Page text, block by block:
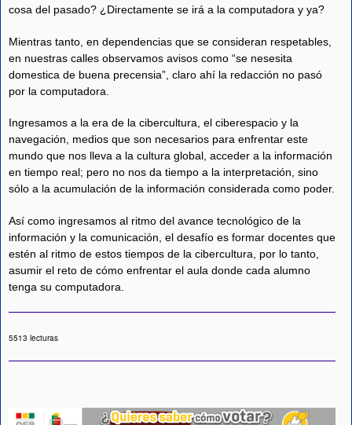
cosa del pasado? ¿Directamente se irá a la computadora y ya?
Mientras tanto, en dependencias que se consideran respetables,
en nuestras calles observamos avisos como “se nesesita
domestica de buena precensia”, claro ahí la redacción no pasó
por la computadora.
Ingresamos a la era de la cibercultura, el ciberespacio y la
navegación, medios que son necesarios para enfrentar este
mundo que nos lleva a la cultura global, acceder a la información
en tiempo real; pero no nos da tiempo a la interpretación, sino
sólo a la acumulación de la información considerada como poder.
Así como ingresamos al ritmo del avance tecnológico de la
información y la comunicación, el desafío es formar docentes que
estén al ritmo de estos tiempos de la cibercultura, por lo tanto,
asumir el reto de cómo enfrentar el aula donde cada alumno
tenga su computadora.
5513 lecturas